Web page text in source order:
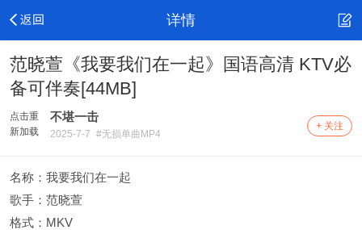
详情
范晓萱《我要我们在一起》国语高清 KTV必
备可伴奏[44MB]
点击重
新加载
不堪一击
2025-7-7 #无损单曲MP4
+ 关注
名称：我要我们在一起
歌手：范晓萱
格式：MKV